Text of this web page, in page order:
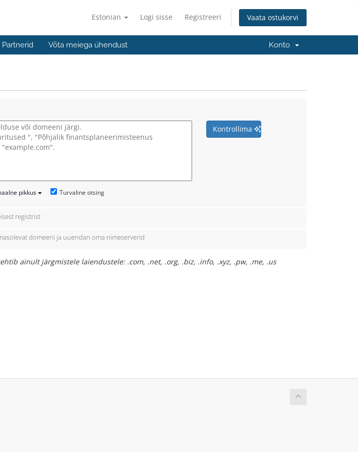
Estonian Logi sisse Registreeri Vaata ostukorvi
Partnerid Võta meiega ühendust Konto
Kontrollima
pikkus Turvaline otsing
registrist
domeeni ja uuendan oma nimeserverid
ainult järgmistele laiendustele: .com, .net, .org, .biz, .info, .xyz, .pw, .me, .us